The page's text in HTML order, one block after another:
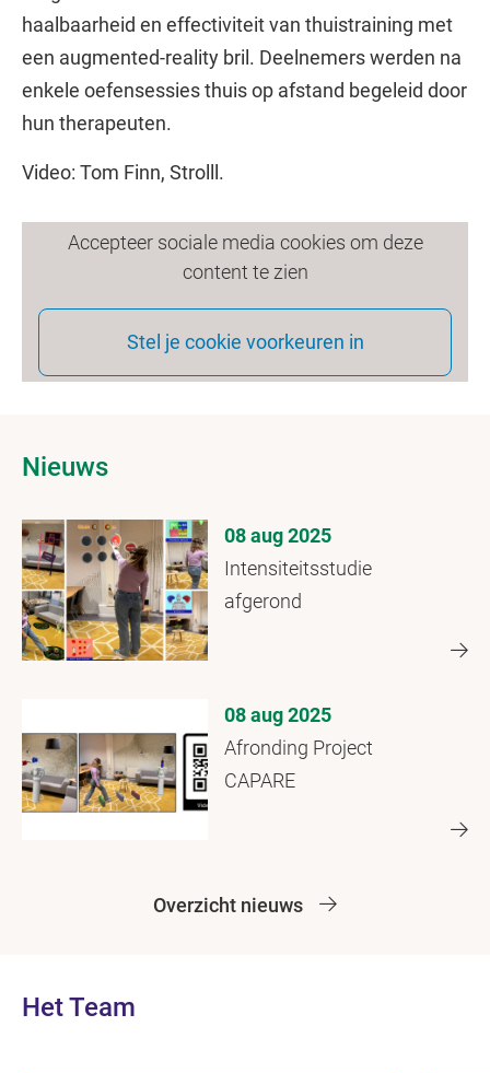
haalbaarheid en effectiviteit van thuistraining met
een augmented-reality bril. Deelnemers werden na
enkele oefensessies thuis op afstand begeleid door
hun therapeuten.
Video: Tom Finn, Strolll.
Accepteer sociale media cookies om deze
content te zien
Stel je cookie voorkeuren in
Nieuws
08 aug 2025
Intensiteitsstudie
afgerond
08 aug 2025
Afronding Project
CAPARE
Overzicht nieuws
Het Team